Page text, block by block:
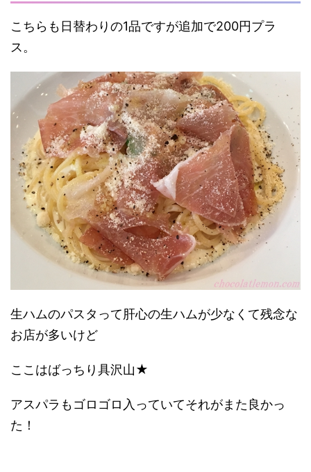
こちらも日替わりの1品ですが追加で200円プラ
ス。
生ハムのパスタって肝心の生ハムが少なくて残念な
お店が多いけど
ここはばっちり具沢山★
アスパラもゴロゴロ入っていてそれがまた良かっ
た！